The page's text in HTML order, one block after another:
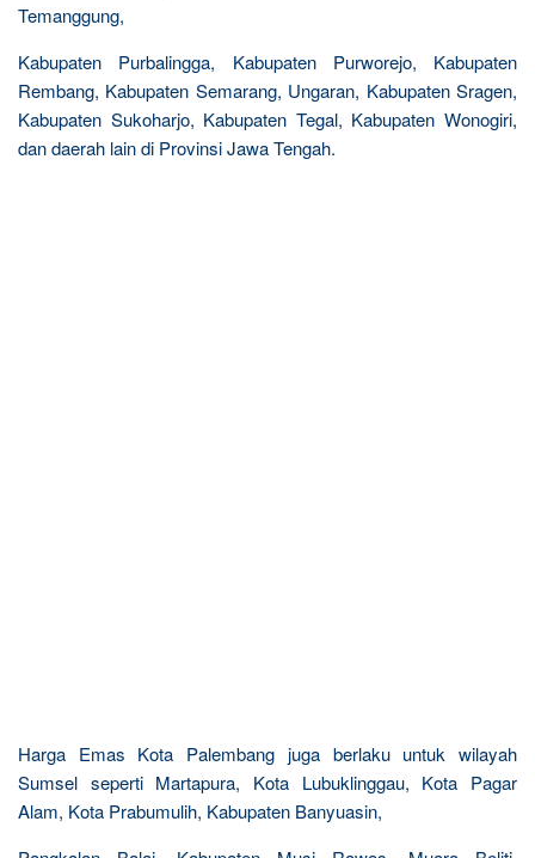
Temanggung,
Kabupaten Purbalingga, Kabupaten Purworejo, Kabupaten
Rembang, Kabupaten Semarang, Ungaran, Kabupaten Sragen,
Kabupaten Sukoharjo, Kabupaten Tegal, Kabupaten Wonogiri,
dan daerah lain di Provinsi Jawa Tengah.
Harga Emas Kota Palembang juga berlaku untuk wilayah
Sumsel seperti Martapura, Kota Lubuklinggau, Kota Pagar
Alam, Kota Prabumulih, Kabupaten Banyuasin,